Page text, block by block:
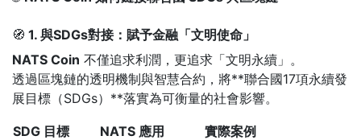
🧭 1. 與SDGs對接：賦予金融「文明使命」
NATS Coin 不僅追求利潤，更追求「文明永續」。
透過區塊鏈的透明機制與智慧合約，將**聯合國17項永續發
展目標（SDGs）**落實為可衡量的社會影響。
SDG 目標 NATS 應用
實際案例